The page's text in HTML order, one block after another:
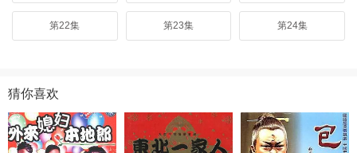
第22集 第23集 第24集
猜你喜欢